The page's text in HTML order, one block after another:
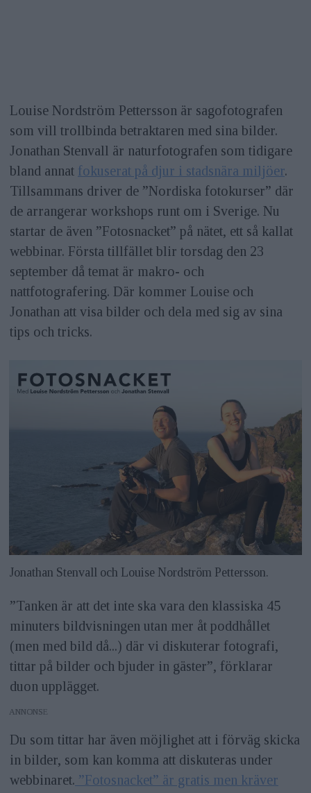
Louise Nordström Pettersson är sagofotografen
som vill trollbinda betraktaren med sina bilder.
Jonathan Stenvall är naturfotografen som tidigare
bland annat fokuserat på djur i stadsnära miljöer.
Tillsammans driver de ”Nordiska fotokurser” där
de arrangerar workshops runt om i Sverige. Nu
startar de även ”Fotosnacket” på nätet, ett så kallat
webbinar. Första tillfället blir torsdag den 23
september då temat är makro- och
nattfotografering. Där kommer Louise och
Jonathan att visa bilder och dela med sig av sina
tips och tricks.
Jonathan Stenvall och Louise Nordström Pettersson.
”Tanken är att det inte ska vara den klassiska 45
minuters bildvisningen utan mer åt poddhållet
(men med bild då...) där vi diskuterar fotografi,
tittar på bilder och bjuder in gäster”, förklarar
duon upplägget.
ANNONS
Du som tittar har även möjlighet att i förväg skicka
in bilder, som kan komma att diskuteras under
webbinaret. ”Fotosnacket” är gratis men kräver